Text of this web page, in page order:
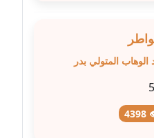
المتولي بدر
👁